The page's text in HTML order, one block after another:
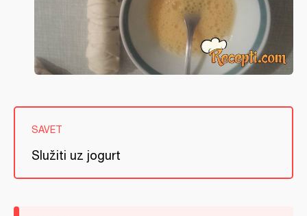
SAVET
Služiti uz jogurt